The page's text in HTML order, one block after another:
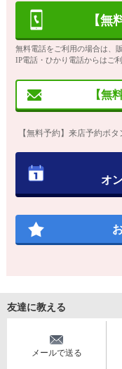
【無
無料電話をご利用の場合は、
IP電話・ひかり電話からはご
【無
【無料予約】来店予約ボ
オ
友達に教える
メールで送る